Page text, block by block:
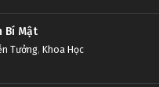
Bí Mật
Tưởng, Khoa Học